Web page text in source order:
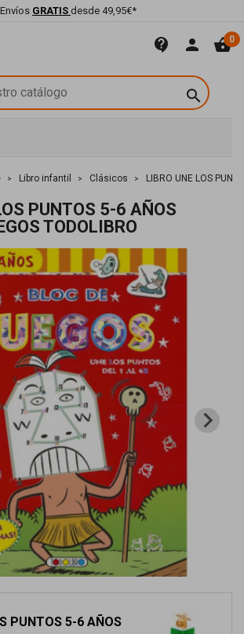
Envíos GRATIS desde 49,95€*
contact_support person shopping_basket0

Libro infantil Clásicos LIBRO UNE LOS
PUNTOS 5-6 AÑOS
TODOLIBRO
PUNTOS 5-6 AÑOS